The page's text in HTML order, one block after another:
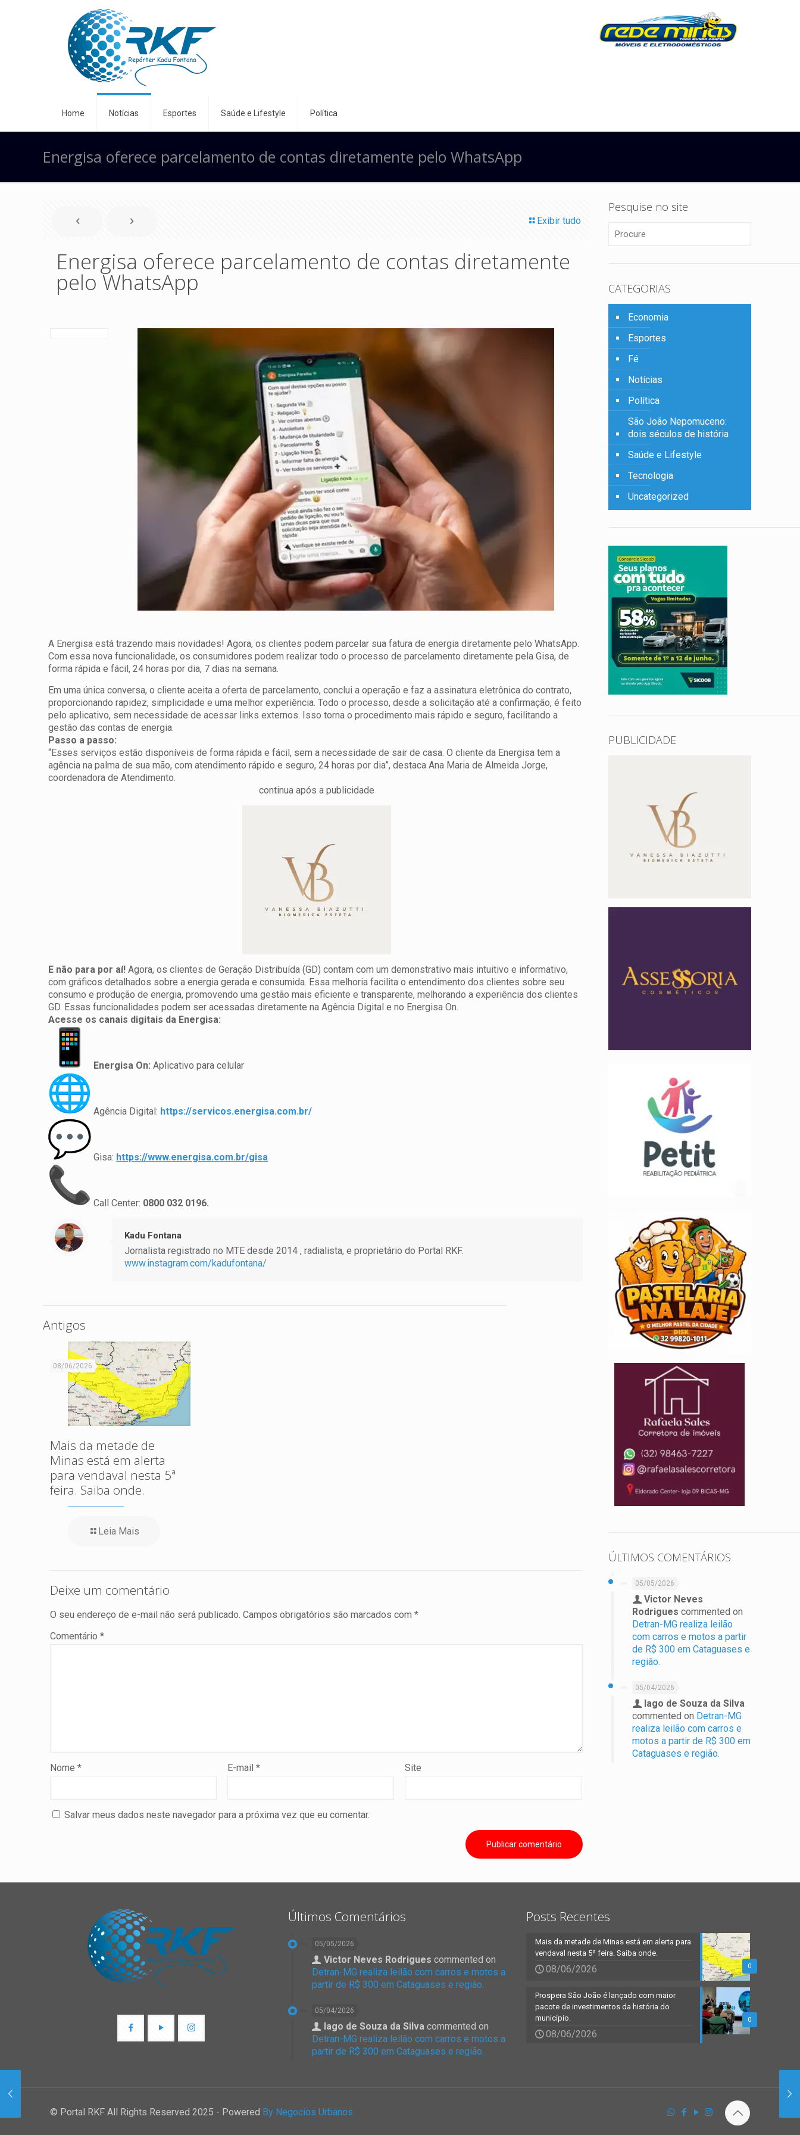
Home Notícias Esportes Saúde e Lifestyle Política
Energisa oferece parcelamento de contas diretamente pelo WhatsApp
Exibir tudo
Energisa oferece parcelamento de contas diretamente
pelo WhatsApp
A Energisa está trazendo mais novidades! Agora, os clientes podem parcelar sua fatura de energia diretamente pelo WhatsApp.
Com essa nova funcionalidade, os consumidores podem realizar todo o processo de parcelamento diretamente pela Gisa, de
forma rápida e fácil, 24 horas por dia, 7 dias na semana.
Em uma única conversa, o cliente aceita a oferta de parcelamento, conclui a operação e faz a assinatura eletrônica do contrato,
proporcionando rapidez, simplicidade e uma melhor experiência. Todo o processo, desde a solicitação até a confirmação, é feito
pelo aplicativo, sem necessidade de acessar links externos. Isso torna o procedimento mais rápido e seguro, facilitando a
gestão das contas de energia.
Passo a passo:
“Esses serviços estão disponíveis de forma rápida e fácil, sem a necessidade de sair de casa. O cliente da Energisa tem a
agência na palma de sua mão, com atendimento rápido e seguro, 24 horas por dia”, destaca Ana Maria de Almeida Jorge,
coordenadora de Atendimento.
continua após a publicidade
E não para por aí!Agora, os clientes de Geração Distribuída (GD) contam com um demonstrativo mais intuitivo e informativo,
com gráficos detalhados sobre a energia gerada e consumida. Essa melhoria facilita o entendimento dos clientes sobre seu
consumo e produção de energia, promovendo uma gestão mais eficiente e transparente, melhorando a experiência dos clientes
GD. Essas funcionalidades podem ser acessadas diretamente na Agência Digital e no Energisa On.
Acesse os canais digitais da Energisa:
Energisa On: Aplicativo para celular
Agência Digital: https://servicos.energisa.com.br/
Gisa: https://www.energisa.com.br/gisa
Call Center: 0800 032 0196.
Kadu Fontana
Jornalista registrado no MTE desde 2014 , radialista, e proprietário do Portal RKF.
www.instagram.com/kadufontana/
Antigos
08/06/2026
Mais da metade de
Minas está em alerta
para vendaval nesta 5ª
feira. Saiba onde.
Leia Mais
Deixe um comentário
O seu endereço de e-mail não será publicado. Campos obrigatórios são marcados com *
Comentário *
Nome * E-mail* Site
Salvar meus dados neste navegador para a próxima vez que eu comentar.
Pesquise no site
CATEGORIAS
Economia
Esportes
Fé
Notícias
Política
São João Nepomuceno:
dois séculos de história
Saúde e Lifestyle
Tecnologia
Uncategorized
PUBLICIDADE
ÚLTIMOS COMENTÁRIOS
05/05/2026
Victor Neves
Rodrigues commented on
Detran-MG realiza leilão
com carros e motos a partir
de R$ 300 em Cataguases e
região.
05/04/2026
Iago de Souza da Silva
commented on Detran-MG
realiza leilão com carros e
motos a partir de R$ 300 em
Cataguases e região.
Últimos Comentários
05/05/2026
Victor Neves Rodrigues commented on
Detran-MG realiza leilão com carros e motos a
partir de R$ 300 em Cataguases e região.
05/04/2026
Iago de Souza da Silva commented on
Detran-MG realiza leilão com carros e motos a
partir de R$ 300 em Cataguases e região.
Posts Recentes
0
Mais da metade de Minas está em alerta para
vendaval nesta 5ª feira. Saiba onde.
08/06/2026
0
Prospera São João é lançado com maior
pacote de investimentos da história do
município.
08/06/2026
© Portal RKF All Rights Reserved 2025 - Powered By Negocios Urbanos